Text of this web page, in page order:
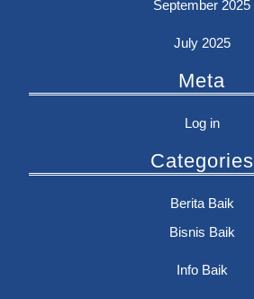
September 2025
July 2025
Meta
Log in
Categories
Berita Baik
Bisnis Baik
Info Baik